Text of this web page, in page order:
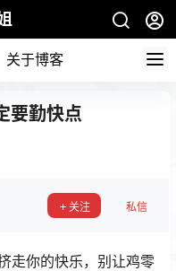
关于博客
要勤快点
关注 私信
走你的快乐，别让鸡零